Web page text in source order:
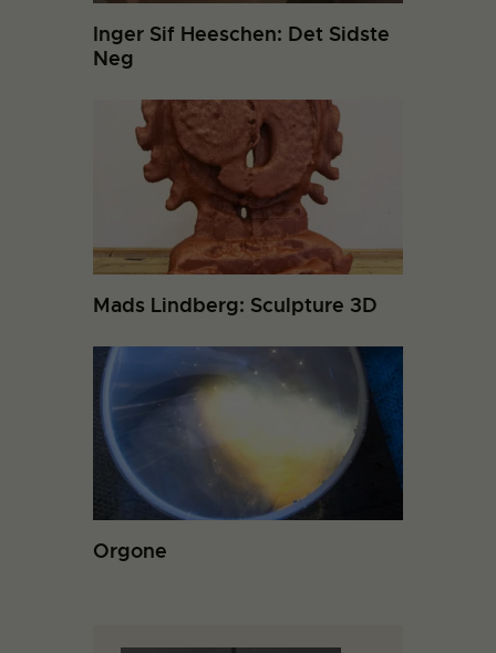
Inger Sif Heeschen: Det Sidste
Neg
Mads Lindberg: Sculpture 3D
Orgone